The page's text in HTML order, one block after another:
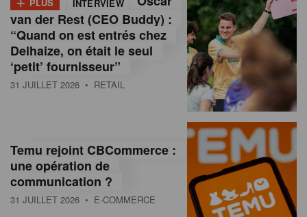
n
d
o
M
a
g
INTERVIEW
van der Rest (CEO Buddy) :
“Quand on est entrés chez
Delhaize, on était le seul
‘petit’ fournisseur”
31 JUILLET 2026 • RETAIL
Temu rejoint CBCommerce :
une opération de
communication ?
31 JUILLET 2026 • E-COMMERCE